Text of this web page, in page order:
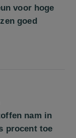
voor hoge
goed
nam in
procent toe